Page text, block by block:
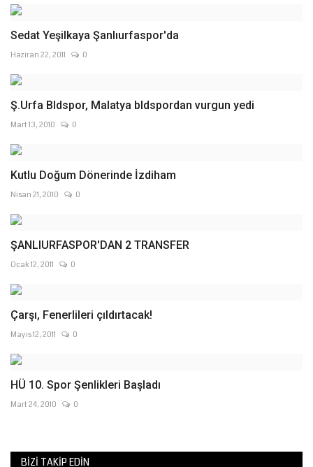
Sedat Yeşilkaya Şanlıurfaspor'da
Haziran 22, 2011 0
Ş.Urfa Bldspor, Malatya bldspordan vurgun yedi
Mart 13, 2010 0
Kutlu Doğum Dönerinde İzdiham
Nisan 21, 2010 0
Ocak 12, 2011 0
Çarşı, Fenerlileri çıldırtacak!
Mayıs 12, 2011 0
HÜ 10. Spor Şenlikleri Başladı
Mart 24, 2010 0
BIZI TAKIP EDIN